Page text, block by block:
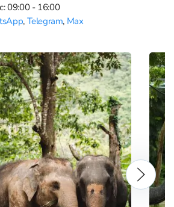
09:00 - 16:00
, Telegram, Max